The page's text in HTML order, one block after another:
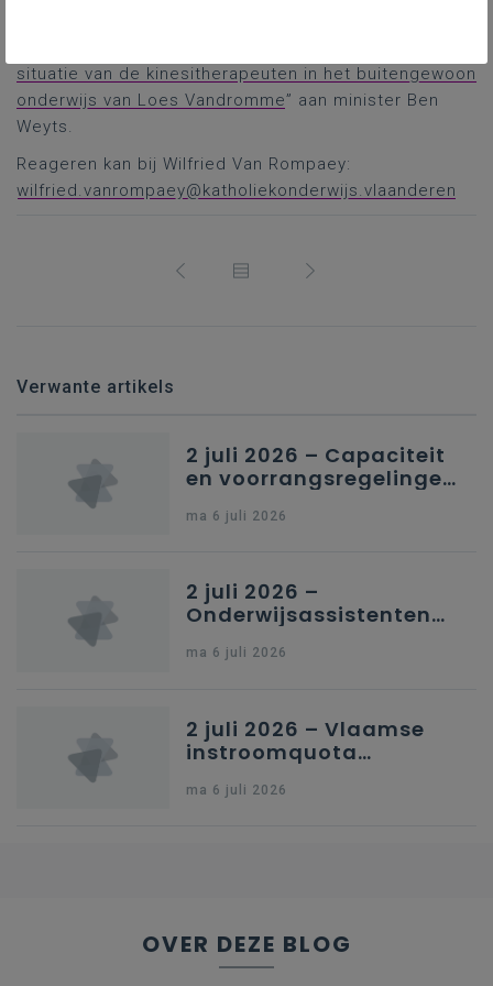
situatie van de kinesitherapeuten in het buitengewoon
onderwijs van Loes Vandromme” aan minister Ben
Weyts.
Reageren kan bij Wilfried Van Rompaey:
wilfried.vanrompaey@katholiekonderwijs.vlaanderen
Verwante artikels
2 juli 2026 – Capaciteit
en voorrangsregelingen
secundair onderwijs in
ma 6 juli 2026
2 juli 2026 –
Onderwijsassistenten
kleuteronderwijs
ma 6 juli 2026
2 juli 2026 – Vlaamse
instroomquota
federale RIZIV-
ma 6 juli 2026
OVER DEZE BLOG